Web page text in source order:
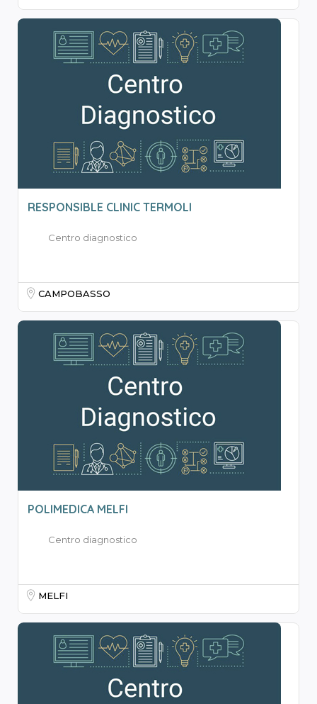
RESPONSIBLE CLINIC TERMOLI
Centro diagnostico
CAMPOBASSO
POLIMEDICA MELFI
Centro diagnostico
MELFI